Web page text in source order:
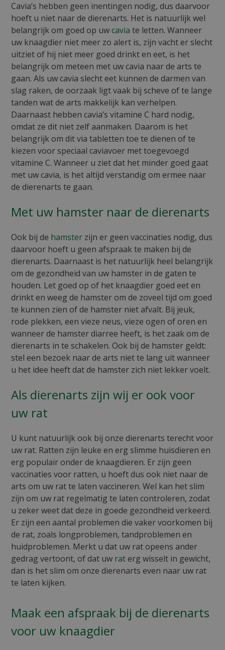
Cavia’s hebben geen inentingen nodig, dus daarvoor
hoeft u niet naar de dierenarts. Het is natuurlijk wel
belangrijk om goed op uwcavia te letten. Wanneer
uw knaagdier niet meer zo alert is, zijn vacht er slecht
uitziet of hij niet meer goed drinkt en eet, is het
belangrijk om meteen met uw cavia naar de arts te
gaan. Als uw cavia slecht eet kunnen de darmen van
slag raken, de oorzaak ligt vaak bij scheve of te lange
tanden wat de arts makkelijk kan verhelpen.
Daarnaast hebben cavia’s vitamine C hard nodig,
omdat ze dit niet zelf aanmaken. Daarom is het
belangrijk om dit via tabletten toe te dienen of te
kiezen voor speciaal caviavoer met toegevoegd
vitamine C. Wanneer u ziet dat het minder goed gaat
met uw cavia, is het altijd verstandig om ermee naar
de dierenarts te gaan.
Met uw hamster naar de dierenarts
Ook bij de hamster zijn er geen vaccinaties nodig, dus
daarvoor hoeft u geen afspraak te maken bij de
dierenarts. Daarnaast is het natuurlijk heel belangrijk
om de gezondheid van uw hamster in de gaten te
houden. Let goed op of het knaagdier goed eet en
drinkt en weeg de hamster om de zoveel tijd om goed
te kunnen zien of de hamster niet afvalt. Bij jeuk,
rode plekken, een vieze neus, vieze ogen of oren en
wanneer de hamster diarree heeft, is het zaak om de
dierenarts in te schakelen. Ook bij de hamster geldt:
stel een bezoek naar de arts niet te lang uit wanneer
u het idee heeft dat de hamster zich niet lekker voelt.
Als dierenarts zijn wij er ook voor
uw rat
U kunt natuurlijk ook bij onze dierenarts terecht voor
uw rat. Ratten zijn leuke en erg slimme huisdieren en
erg populair onder de knaagdieren. Er zijn geen
vaccinaties voor ratten, u hoeft dus ook niet naar de
arts om uw rat te laten vaccineren. Wel kan het slim
zijn om uw rat regelmatig te laten controleren, zodat
u zeker weet dat deze in goede gezondheid verkeerd.
Er zijn een aantal problemen die vaker voorkomen bij
de rat, zoals longproblemen, tandproblemen en
huidproblemen. Merkt u dat uw rat opeens ander
gedrag vertoont, of dat uw raterg wisselt in gewicht,
dan is het slim om onze dierenarts even naar uw rat
te laten kijken.
Maak een afspraak bij de dierenarts
voor uw knaagdier